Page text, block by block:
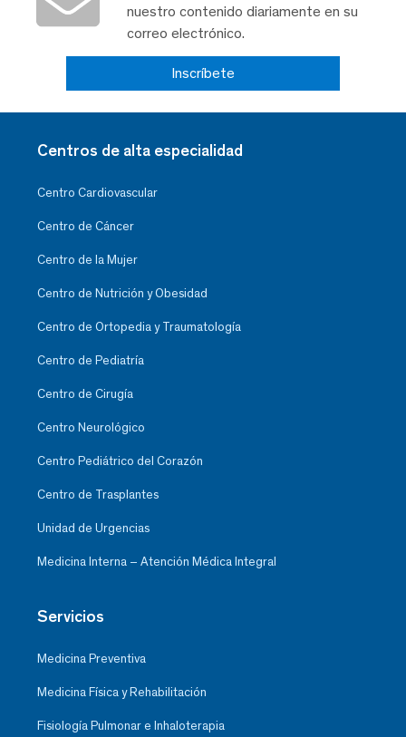
nuestro contenido diariamente en su
correo electrónico.
Inscríbete
Centros de alta especialidad
Centro Cardiovascular
Centro de Cáncer
Centro de la Mujer
Centro de Nutrición y Obesidad
Centro de Ortopedia y Traumatología
Centro de Pediatría
Centro de Cirugía
Centro Neurológico
Centro Pediátrico del Corazón
Centro de Trasplantes
Unidad de Urgencias
Medicina Interna – Atención Médica Integral
Servicios
Medicina Preventiva
Medicina Física y Rehabilitación
Fisiología Pulmonar e Inhaloterapia